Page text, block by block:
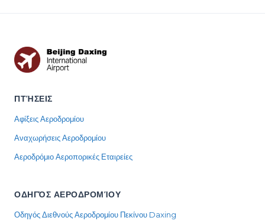
ΠΤΉΣΕΙΣ
Αφίξεις Αεροδρομίου
Αναχωρήσεις Αεροδρομίου
Αεροδρόμιο Αεροπορικές Εταιρείες
ΟΔΗΓΌΣ ΑΕΡΟΔΡΟΜΊΟΥ
Οδηγός Διεθνούς Αεροδρομίου Πεκίνου Daxing